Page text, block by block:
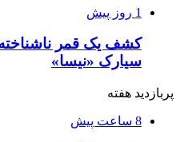
1 روز پیش
کشف یک قمر
سیارک «نیسا»
پربازدید هفته
8 ساعت پیش